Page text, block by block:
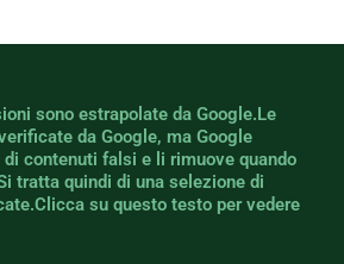
sono estrapolate da Google.Le
da Google, ma Google
contenuti falsi e li rimuove quando
tratta quindi di una selezione di
su questo testo per vedere